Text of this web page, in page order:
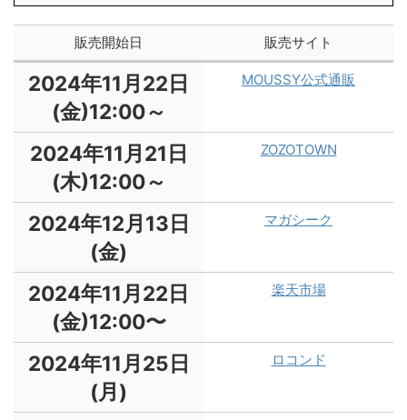
販売開始日 販売サイト
2024年11月22日
(金)12:00～
MOUSSY公式通販
2024年11月21日
(木)12:00～
ZOZOTOWN
2024年12月13日
(金)
マガシーク
2024年11月22日
(金)12:00〜
楽天市場
2024年11月25日
(月)
ロコンド